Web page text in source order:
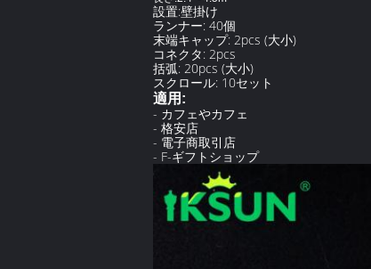
設置:壁掛け
ランナー: 40個
末端キャップ: 2pcs (大小)
コネクタ: 2pcs
括弧: 20pcs (大小)
スクロール: 10セット
適用:
- カフェやカフェ
- 格安店
- 電子商取引店
- F-ギフトショップ